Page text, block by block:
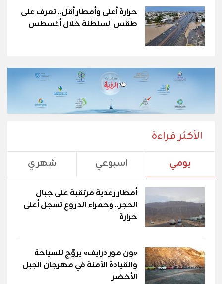
حرارة أعلى وأمطار أقل.. تعرف على
طقس السلطنة خلال أغسطس
الأكثر قراءة
يومي اسبوعي شهري
أمطار رعدية مرتقبة على جبال
الحجر.. وحمراء الدروع تسجل أعلى
حرارة
«ون مور درايف» يروّج للسياحة
والقيادة الآمنة في مهرجان الجبل
الأخضر